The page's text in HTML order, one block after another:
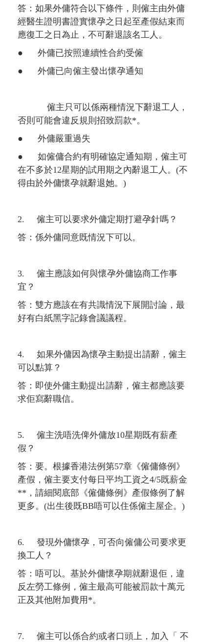
答：如果外傭符合以下條件，則僱主由外傭
經醫生證明書證實懷孕之日起至產假結束而
應復工之日為止，不可辭退該名工人。
● 外傭已按照連續性合約受僱
● 外傭已向僱主發出懷孕通知
僱主只可以係兩種情況下辭退工人，
否則可能會違反規則招致罰款*。
● 外傭嚴重過失
● 如僱傭合約有明確協定通知期，僱主可
在不多於12星期的試用期之內辭退工人。(不
得由於外傭懷孕就辭退她。)
2. 僱主可以要求外傭定期打避孕針嗎？
答：係外傭同意既情況下可以。
3. 僱主應該如何與懷孕外傭協商工作事
宜？
答：雙方應該在有共識情況下展開討論，最
好有白紙黑字記錄會議議程。
4. 如果外傭因為懷孕主動提出請辭，僱主
可以點算？
答：即使外傭主動提出請辭，僱主都應該要
求佢寫辭職信。
5. 僱主洗唔洗俾外傭放10星期既有薪產
假？
答：要。根據香港法例第57章《僱傭條例》
產假，僱主要支付每日平均工資之4/5既薪金
**，請細閱底部《僱傭條例》產假條例了解
更多。(出生後既BB唔可以住係僱主屋企。)
6. 發現外傭懷孕，可否向僱傭公司要求更
換工人？
答：唔可以。基於外傭懷孕期就辭退佢，違
反左勞工條例，僱主最高可能被罰款十萬元
正及其他附加費用*。
7. 僱主可以係合約或者口頭上，加入「 不